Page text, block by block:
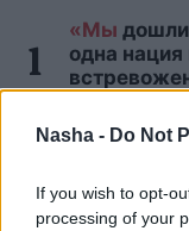
Nasha - Do Not
If you wish to opt-
processing of your
«Мы дошли
одна
заставит
проверить